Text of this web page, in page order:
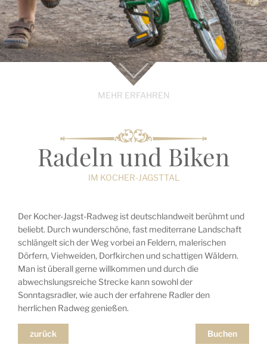
MEHR ERFAHREN
Radeln und Biken
IM KOCHER-JAGSTTAL
Der Kocher-Jagst-Radweg ist deutschlandweit berühmt und
beliebt. Durch wunderschöne, fast mediterrane Landschaft
schlängelt sich der Weg vorbei an Feldern, malerischen
Dörfern, Viehweiden, Dorfkirchen und schattigen Wäldern.
Man ist überall gerne willkommen und durch die
abwechslungsreiche Strecke kann sowohl der
Sonntagsradler, wie auch der erfahrene Radler den
herrlichen Radweg genießen.
zurück Buchen